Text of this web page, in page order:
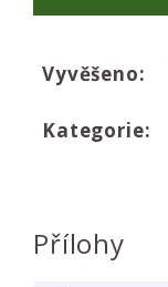
Vyvěšeno:
Kategorie:
Přílohy